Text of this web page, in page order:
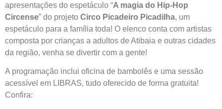
apresentações do espetáculo “A magia do Hip-Hop
Circense” do projeto Circo Picadeiro Picadilha, um
espetáculo para a família toda! O elenco conta com artistas
composta por crianças a adultos de Atibaia e outras cidades
da região, venha se divertir com a gente!
A programação inclui oficina de bambolês e uma sessão
acessível em LIBRAS, tudo oferecido de forma gratuita!
Confira: